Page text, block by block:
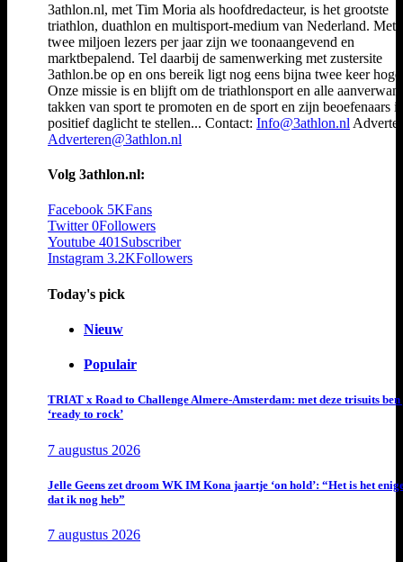
3athlon.nl, met Tim Moria als hoofdredacteur, is het grootste
triathlon, duathlon en multisport-medium van Nederland. Met
twee miljoen lezers per jaar zijn we toonaangevend en
marktbepalend. Tel daarbij de samenwerking met zustersite
3athlon.be op en ons bereik ligt nog eens bijna twee keer
Onze missie is en blijft om de triathlonsport en alle
takken van sport te promoten en de sport en zijn beoefenaars
positief daglicht te stellen... Contact: Info@3athlon.nl
Adverteren@3athlon.nl
Volg 3athlon.nl:
Facebook 5KFans
Twitter 0Followers
Youtube 401Subscriber
Instagram 3.2KFollowers
Today's pick
Nieuw
Populair
TRIAT x Road to Challenge Almere-Amsterdam: met deze trisuits ben
‘ready to rock’
7 augustus 2026
Jelle Geens zet droom WK IM Kona jaartje ‘on hold’: “Het is het
dat ik nog heb”
7 augustus 2026